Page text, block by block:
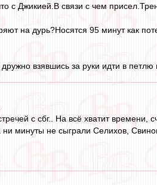
с Джикией.В связи с чем
на дурь?Носятся 95 минут как
взявшись за руки идти в
с сбг.. На всё хватит времени,
минуты не сыграли Селихов,